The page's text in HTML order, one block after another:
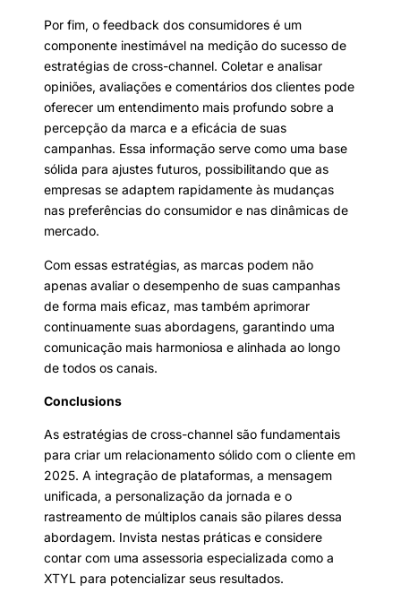
Por fim, o feedback dos consumidores é um
componente inestimável na medição do sucesso de
estratégias de cross-channel. Coletar e analisar
opiniões, avaliações e comentários dos clientes pode
oferecer um entendimento mais profundo sobre a
percepção da marca e a eficácia de suas
campanhas. Essa informação serve como uma base
sólida para ajustes futuros, possibilitando que as
empresas se adaptem rapidamente às mudanças
nas preferências do consumidor e nas dinâmicas de
mercado.
Com essas estratégias, as marcas podem não
apenas avaliar o desempenho de suas campanhas
de forma mais eficaz, mas também aprimorar
continuamente suas abordagens, garantindo uma
comunicação mais harmoniosa e alinhada ao longo
de todos os canais.
Conclusions
As estratégias de cross-channel são fundamentais
para criar um relacionamento sólido com o cliente em
2025. A integração de plataformas, a mensagem
unificada, a personalização da jornada e o
rastreamento de múltiplos canais são pilares dessa
abordagem. Invista nestas práticas e considere
contar com uma assessoria especializada como a
XTYL para potencializar seus resultados.